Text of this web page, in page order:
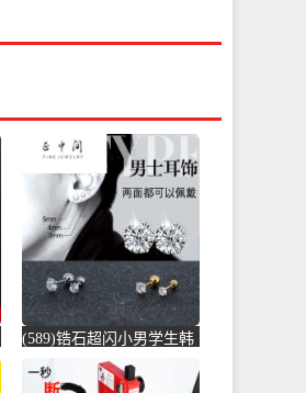
(589)锆石超闪小男学生韩
版耳骨钉钛钢养耳棒防过
敏圆珠女儿-圆棒钢(正中